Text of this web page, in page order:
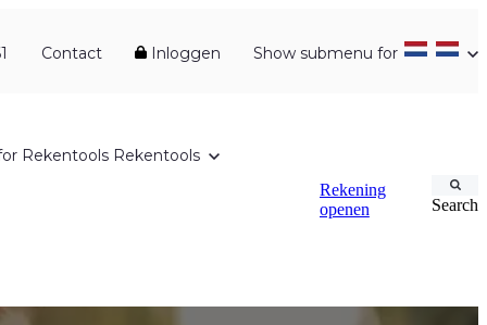
Contact Inloggen Show submenu for
Rekentools Rekentools
Rekening
openen
Search